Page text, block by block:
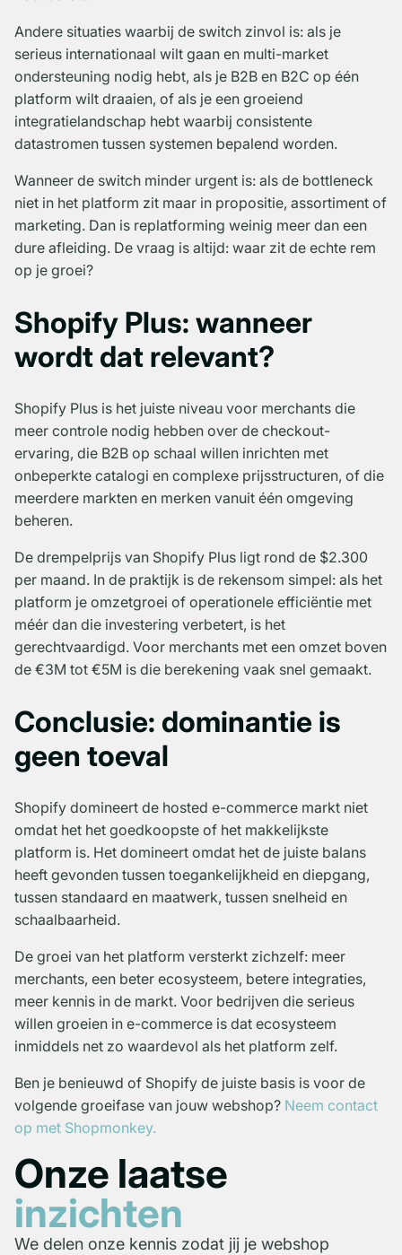
Andere situaties waarbij de switch zinvol is: als je
serieus internationaal wilt gaan en multi-market
ondersteuning nodig hebt, als je B2B en B2C op één
platform wilt draaien, of als je een groeiend
integratielandschap hebt waarbij consistente
datastromen tussen systemen bepalend worden.
Wanneer de switch minder urgent is: als de bottleneck
niet in het platform zit maar in propositie, assortiment of
marketing. Dan is replatforming weinig meer dan een
dure afleiding. De vraag is altijd: waar zit de echte rem
op je groei?
Shopify Plus: wanneer
wordt dat relevant?
Shopify Plus is het juiste niveau voor merchants die
meer controle nodig hebben over de checkout-
ervaring, die B2B op schaal willen inrichten met
onbeperkte catalogi en complexe prijsstructuren, of die
meerdere markten en merken vanuit één omgeving
beheren.
De drempelprijs van Shopify Plus ligt rond de $2.300
per maand. In de praktijk is de rekensom simpel: als het
platform je omzetgroei of operationele efficiëntie met
méér dan die investering verbetert, is het
gerechtvaardigd. Voor merchants met een omzet boven
de €3M tot €5M is die berekening vaak snel gemaakt.
Conclusie: dominantie is
geen toeval
Shopify domineert de hosted e-commerce markt niet
omdat het het goedkoopste of het makkelijkste
platform is. Het domineert omdat het de juiste balans
heeft gevonden tussen toegankelijkheid en diepgang,
tussen standaard en maatwerk, tussen snelheid en
schaalbaarheid.
De groei van het platform versterkt zichzelf: meer
merchants, een beter ecosysteem, betere integraties,
meer kennis in de markt. Voor bedrijven die serieus
willen groeien in e-commerce is dat ecosysteem
inmiddels net zo waardevol als het platform zelf.
Ben je benieuwd of Shopify de juiste basis is voor de
volgende groeifase van jouw webshop? Neem contact
op met Shopmonkey.
Onze laatse
inzichten
We delen onze kennis zodat jij je webshop